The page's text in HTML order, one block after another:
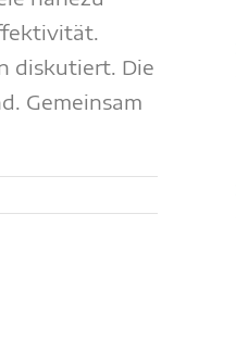
diskutiert. Die
Gemeinsam